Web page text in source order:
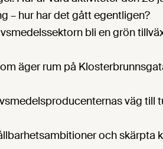
– hur har det gått egentligen?
bli en grön
äger rum på
väg till
och skärpta